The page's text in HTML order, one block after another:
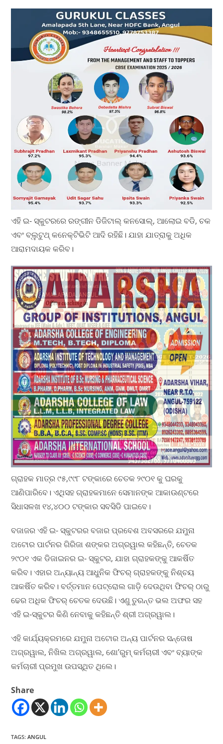
ଏହି ଇ- ସ୍କୁଟରରେ ରଙ୍ଗୀନ ଡିଜିଟାଲ୍ କନସୋଲ୍, ଆଲୋଇ ବଡି, ଚକ
ଏବଂ ବ୍ଲୁଟୁଥ୍ କନେକ୍ଟିଭିଟି ଆଦି ରହିଛି। ଯାହା ଯାତ୍ରାକୁ ଅଧିକ
ଆରାମଦାୟକ କରିବ।
ଗ୍ରାହକ ମାତ୍ର ୯୫,୯୯୮ ଟଙ୍କାରେ ଚେତକ ୨୯୦୧ କୁ ଘରକୁ
ଆଣିପାରିବେ। ଏଥିସହ ଗ୍ରାହକମାନେ ସେମାନଙ୍କ ଆକାଉଣ୍ଟରେ
ସିଧାସଳଖ ୧୪,୪୦୦ ଟଙ୍କାର ସବସିଡି ପାଇବେ।
ବଜାଜର ଏହି ଇ- ସ୍କୁଟରର ବଜାର ପ୍ରବେଶ ଅବସରରେ ଯମୁନା
ଅଟୋର ପାର୍ଟନର ଗିରିଜା ଶଙ୍କର ଅଗ୍ରୱାଲ କହିଛନ୍ତି, ଚେତକ
୨୯୦୧ ଏକ ଡିଜାଇନର ଇ- ସ୍କୁଟର, ଯାହା ଗ୍ରାହକଙ୍କୁ ଆକର୍ଷିତ
କରିବ। ଏହାର ଅନ୍ୟାନ୍ୟ ଆଧୁନିକ ଫିଚର୍ ଗ୍ରାହକଙ୍କୁ ନିଶ୍ଚୟ
ଆକର୍ଷିତ କରିବ। ବର୍ତ୍ତମାନ ପେଟ୍ରୋଲ ଗାଡ଼ି ଦେଉଥିବା ଫିଚର୍ ଠାରୁ
ଢେର ଅଧିକ ଫିଚର୍ ଚେତକ ଦେଉଛି। ଏଣୁ ତୁରନ୍ତ ଭଲ ଅଫର ସହ
ଏହି ଇ-ସ୍କୁଟର କିଣି ନେବାକୁ କହିଛନ୍ତି ଶ୍ରୀ ଅଗ୍ରୱାଲ।
ଏହି କାର୍ଯ୍ୟକ୍ରମରେ ଯମୁନା ଅଟୋର ଅନ୍ୟ ପାର୍ଟନର ସନ୍ତୋଷ
ଅଗ୍ରୱାଲ, ନିଖିଲ ଅଗ୍ରୱାଲ, ଶୋ’ରୁମ୍ କର୍ମଚାରୀ ଏବଂ ବ୍ୟାଙ୍କ
କର୍ମଚାରୀ ପ୍ରମୁଖ ଉପସ୍ଥିତ ଥିଲେ।
Share
TAGS:ANGUL